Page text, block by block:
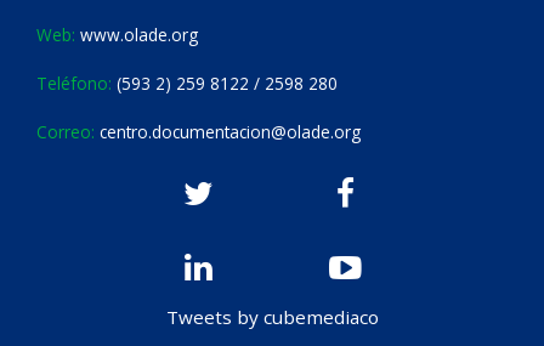
Web: www.olade.org
Teléfono: (593 2) 259 8122 / 2598 280
Correo: centro.documentacion@olade.org
Tweets by cubemediaco